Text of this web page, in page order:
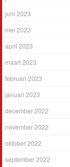
juni 2023
mei 2023
april 2023
maart 2023
februari 2023
januari 2023
december 2022
november 2022
oktober 2022
september 2022